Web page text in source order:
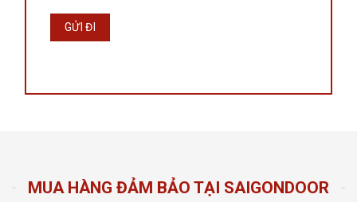
MUA HÀNG ĐẢM BẢO TẠI SAIGONDOOR